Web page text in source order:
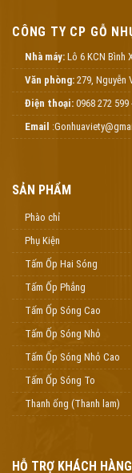
CÔNG TY CP GỖ
Nhà máy: Lô 6 KCN Bình
Văn phòng: 279, Nguyễn
Điện thoại: 0968 272 599
Email
SẢN PHẨM
Phào chỉ
Phụ Kiện
Tấm Ốp Hai Sóng
Tấm Ốp Phẳng
Tấm Ốp Sóng Cao
Tấm Ốp Sóng Nhỏ
Tấm Ốp Sóng Nhỏ Cao
Tấm Ốp Sóng To
Thanh ống (Thanh lam)
HỖ TRỢ KHÁCH HÀNG